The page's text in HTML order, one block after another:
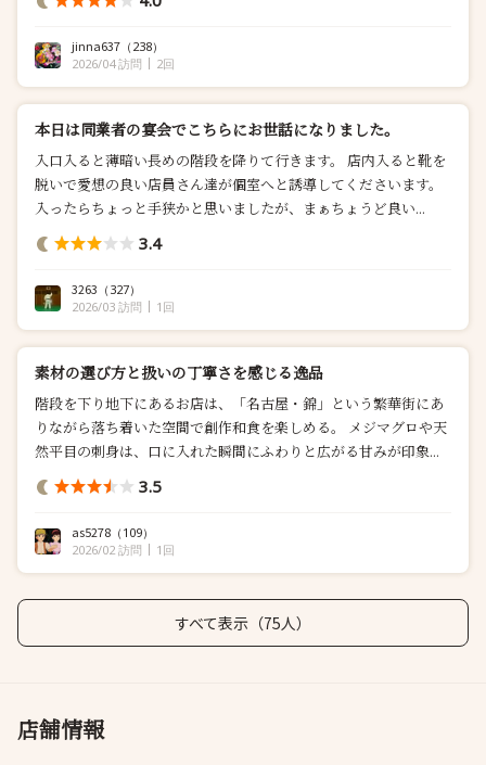
んで、海外からのお客様に喜ばれる和の趣が広がる空間...
jinna637 （238）
2026/04 訪問
2回
本日は同業者の宴会でこちらにお世話になりました。
入口入ると薄暗い長めの階段を降りて行きます。 店内入ると靴を
脱いで愛想の良い店員さん達が￼個室へと誘導してくださいます。
入ったらちょっと手狭かと思いましたが、まぁちょうど良い...
3.4
3263 （327）
2026/03 訪問
1回
素材の選び方と扱いの丁寧さを感じる逸品
階段を下り地下にあるお店は、「名古屋・錦」という繁華街にあ
りながら落ち着いた空間で創作和食を楽しめる。 メジマグロや天
然平目の刺身は、口に入れた瞬間にふわりと広がる甘みが印象...
3.5
as5278 （109）
2026/02 訪問
1回
すべて表示（75人）
店舗情報